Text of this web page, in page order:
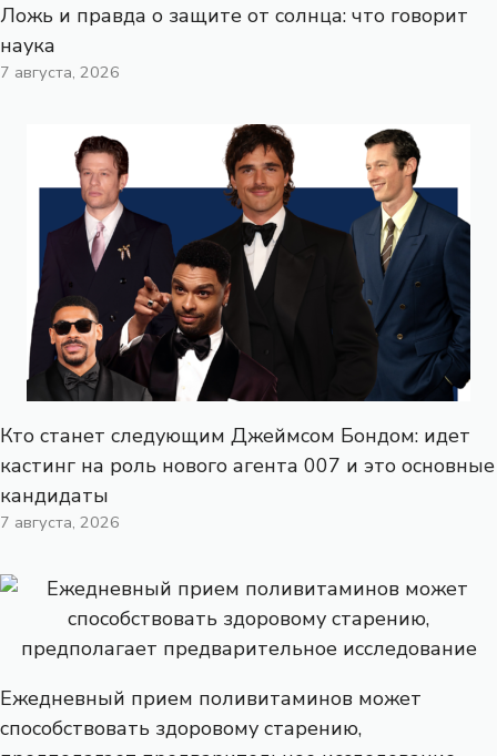
Ложь и правда о защите от солнца: что говорит
наука
7 августа, 2026
Кто станет следующим Джеймсом Бондом: идет
кастинг на роль нового агента 007 и это основные
кандидаты
7 августа, 2026
Ежедневный прием поливитаминов может
способствовать здоровому старению,